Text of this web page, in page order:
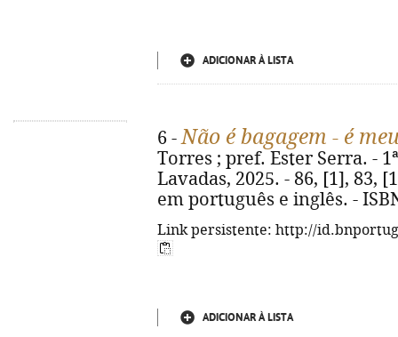
ADICIONAR À LISTA
6 -Não é bagagem - é
Torres ; pref. Ester Serra. -
Lavadas, 2025. - 86, [1], 83,
em português e inglês. -
Link persistente: http://
ADICIONAR À LISTA